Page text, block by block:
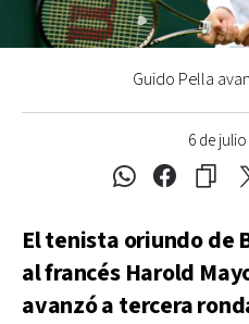
6 de
Guido Pella
El tenista oriundo de
al francés Harold
avanzó a tercera